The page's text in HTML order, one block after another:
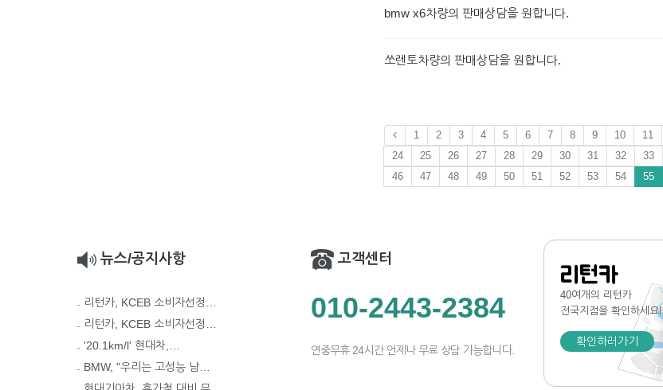
bmw x6차량의 판매상담을 원합니다.
쏘렌토차량의 판매상담을 원합니다.
1 2 3 4 5 6 7 8 9 10 11
24
25 26 27 28 29 30 31 32 33
46
47 48 49 50 51 52 53 54 55
뉴스/공지사항
리턴카, KCEB 소비자선정…
리턴카, KCEB 소비자선정…
'20.1km/l' 현대차,…
BMW, "우리는 고성능 남…
고객센터
010-2443-2384
연중무휴 24시간 언제나 무료 상담 가능합니다.
리턴카
40여개의 리턴카
전국지점을 확인하세요!
확인하러가기